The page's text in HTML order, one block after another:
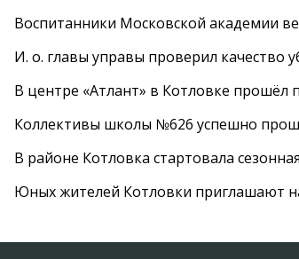
Воспитанники Московской академии
И. о. главы управы проверил качество
В центре «Атлант» в Котловке прошёл
Коллективы школы №626 успешно
В районе Котловка стартовала
Юных жителей Котловки приглашают